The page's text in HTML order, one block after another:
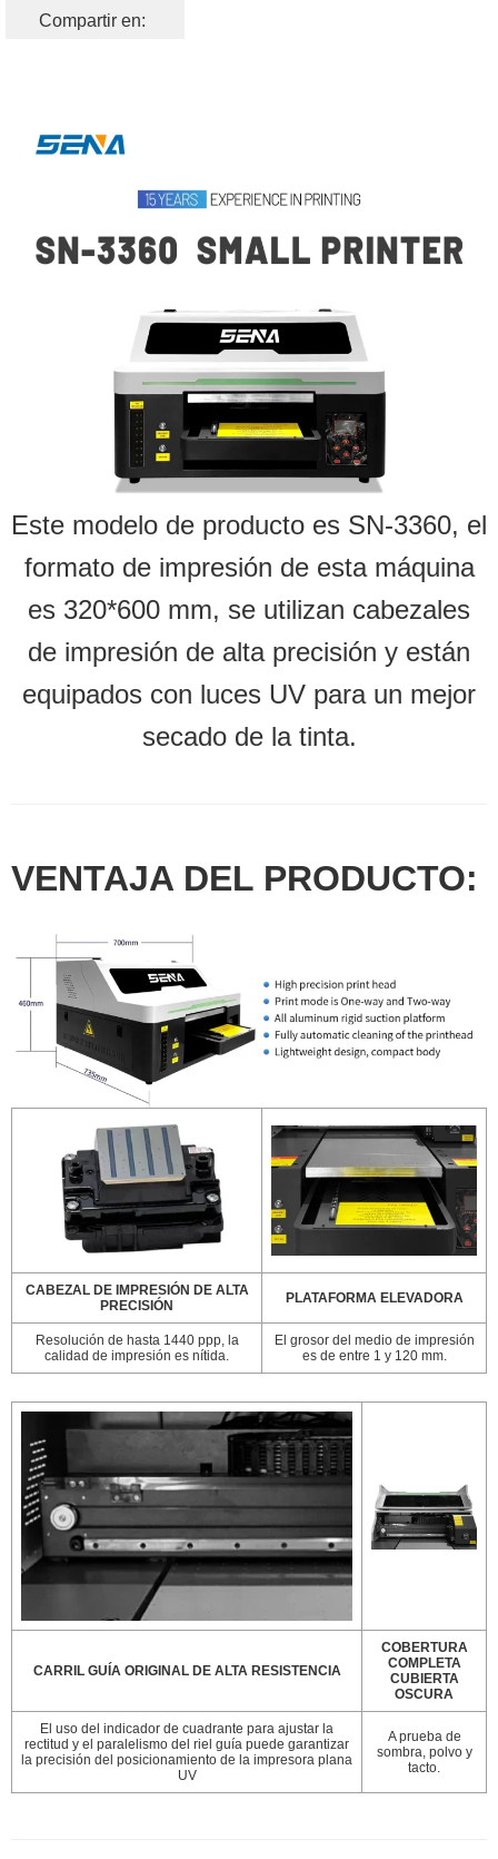
Compartir en:
Este modelo de producto es SN-3360, el
formato de impresión de esta máquina
es 320*600 mm, se utilizan cabezales
de impresión de alta precisión y están
equipados con luces UV para un mejor
secado de la tinta.
VENTAJA DEL PRODUCTO:
CABEZAL DE IMPRESIÓN DE ALTA
PRECISIÓN
PLATAFORMA ELEVADORA
Resolución de hasta 1440 ppp, la
calidad de impresión es nítida.
El grosor del medio de impresión
es de entre 1 y 120 mm.
CARRIL GUÍA ORIGINAL DE ALTA RESISTENCIA
COBERTURA
COMPLETA
CUBIERTA
OSCURA
El uso del indicador de cuadrante para ajustar la
rectitud y el paralelismo del riel guía puede garantizar
la precisión del posicionamiento de la impresora plana
UV
A prueba de
sombra, polvo y
tacto.